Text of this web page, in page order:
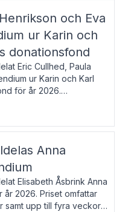
och Eva
ur Karin och
donationsfond
Eric Cullhed, Paula
ur Karin och Karl
för år 2026.
kronor vardera. Eric
i grekis
Anna
Elisabeth Åsbrink Anna
2026. Priset omfattar
upp till fyra veckors